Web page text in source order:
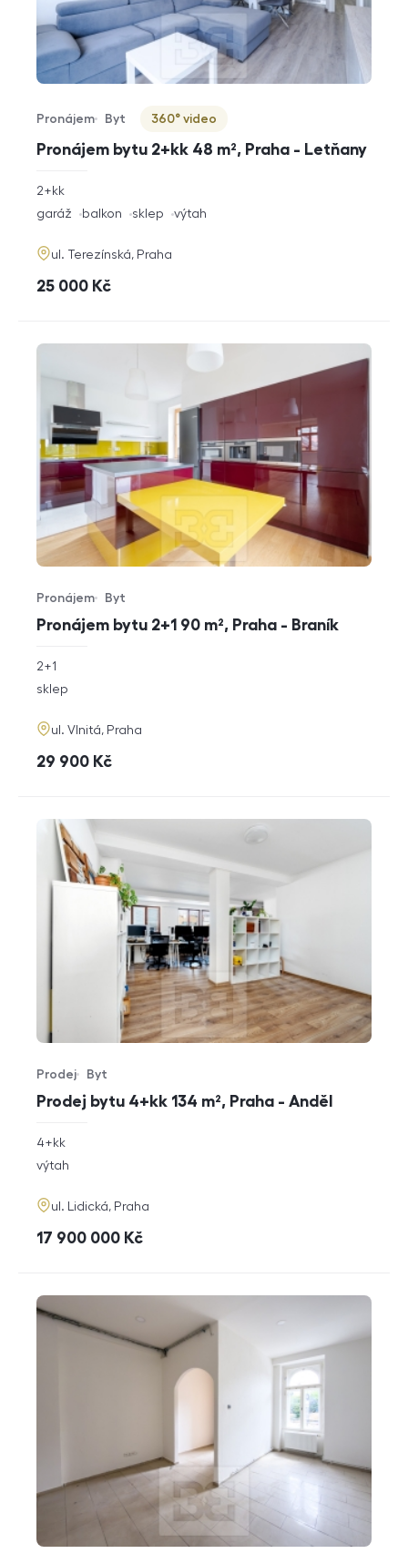
Pronájem bytu 2+kk 48 m², Praha - Letňany
Typ nabídky
Pronájem
Typ nemovitosti
Byt
Virtuální prohlídka
360° video
rozměry
2+kk
funkce
garáž balkon sklep výtah
adresa
ul. Terezínská, Praha
cena
25 000 Kč
Pronájem bytu 2+1 90 m², Praha - Braník
Typ nabídky
Pronájem
Typ nemovitosti
Byt
rozměry
2+1
funkce
sklep
adresa
ul. Vlnitá, Praha
cena
29 900 Kč
Prodej bytu 4+kk 134 m², Praha - Anděl
Typ nabídky
Prodej
Typ nemovitosti
Byt
rozměry
dispozice
4+kk
funkce
výtah
adresa
ul. Lidická, Praha
cena
17 900 000 Kč